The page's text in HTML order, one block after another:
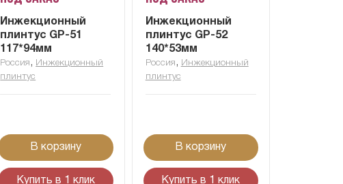
Инжекционный
плинтус GP-51
117*94мм
Россия , Инжекционный
плинтус
В корзину
Купить в 1 клик
Инжекционный
плинтус GP-52
140*53мм
Россия , Инжекционный
плинтус
В корзину
Купить в 1 клик